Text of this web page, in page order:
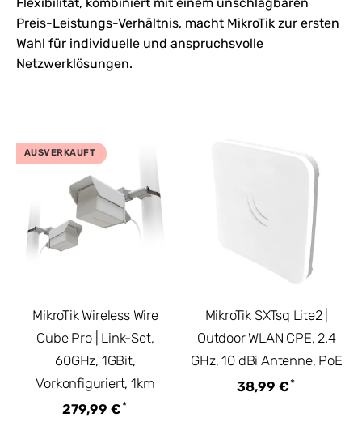
Preis-Leistungs-Verhältnis, macht MikroTik zur ersten
Wahl für individuelle und anspruchsvolle
Netzwerklösungen.
AUSVERKAUFT
MikroTik Wireless Wire
Cube Pro | Link-Set,
60GHz, 1GBit,
Vorkonfiguriert, 1km
279,99 €*
MikroTik SXTsq Lite2 |
Outdoor WLAN CPE, 2.4
GHz, 10 dBi Antenne, PoE
38,99 €*